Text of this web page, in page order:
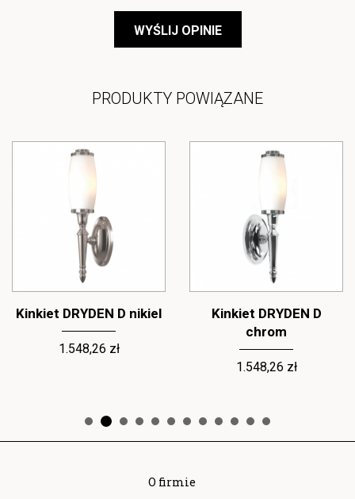
WYŚLIJ OPINIE
PRODUKTY POWIĄZANE
Kinkiet DRYDEN D nikiel
1.548,26 zł
Kinkiet DRYDEN D
chrom
1.548,26 zł
O firmie